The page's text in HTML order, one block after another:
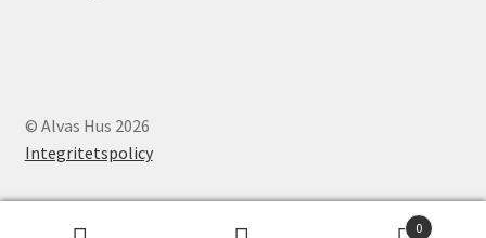
© Alvas Hus 2026
Integritetspolicy
0